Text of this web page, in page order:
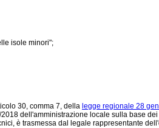
isole minori";
30, comma 7, della legge regionale 28
dell'amministrazione locale sulla base
è trasmessa dal legale rappresentante